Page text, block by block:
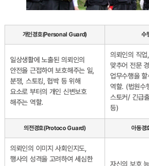
개인경호(Personal Guard) 수
일상생활에 노출된 의뢰인의
안전을 근접하여 보호해주는 일,
분쟁, 스토킹, 협박 등 위해
요소로 부터의 개인 신변보호
해주는 역할.
의뢰인의 직업
맞추어 전문
업무수행을
역할. (법원수
스토커/ 긴급
등)
의전경호(Protoco Guard) 아동
의뢰인의 이미지 사회인지도,
행사의 성격을 고려하여 세심한
자신의 보호